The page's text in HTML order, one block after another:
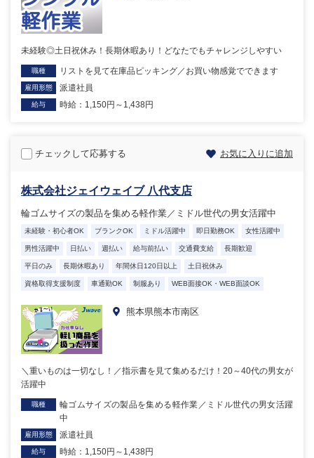
未経験◎土日祝休み！長期休暇あり！どなたでもチャレンジしやすい
職種 リストを見て在庫品ピッキング／お買い物感覚でできます
雇用形態 派遣社員
給与 時給：1,150円～1,438円
チェックして応募する お気に入りに追加
株式会社ジェイウェイブ 八代支店
輪ゴムサイズの製品を集める軽作業／ミドル世代の男女活躍中
未経験・初心者OK ブランクOK ミドル活躍中 即日勤務OK 女性活躍中
男性活躍中 日払い 週払い 給与前払い 交通費支給 長期歓迎
平日のみ 長期休暇あり 年間休日120日以上 土日祝休み
資格取得支援制度 車通勤OK 制服あり WEB面接OK・WEB面談OK
熊本県熊本市南区
＼重いものは一切なし！／指示書を見て集めるだけ！20～40代の男女が
活躍中
職種
輪ゴムサイズの製品を集める軽作業／ミドル世代の男女活躍
中
雇用形態 派遣社員
給与 時給：1,150円～1,438円